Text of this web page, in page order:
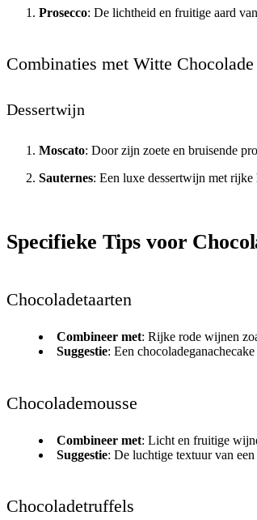
Prosecco: De lichtheid en fruitige aard
Combinaties met Witte Chocolade
Dessertwijn
Moscato: Door zijn zoete en bruisende
Sauternes: Een luxe dessertwijn met rijke
Specifieke Tips voor
Chocoladetaarten
Combineer met: Rijke rode wijnen
Suggestie: Een
Chocolademousse
Combineer met: Licht en fruitige
Suggestie: De luchtige textuur van
Chocoladetruffels